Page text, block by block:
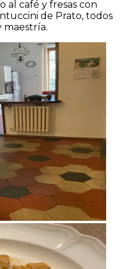
al café y fresas con
de Prato, todos
maestría.